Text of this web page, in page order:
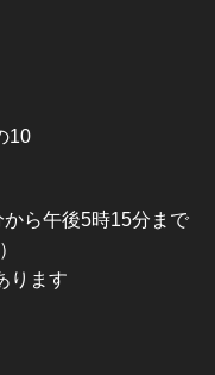
10
ら午後5時15分まで
ります